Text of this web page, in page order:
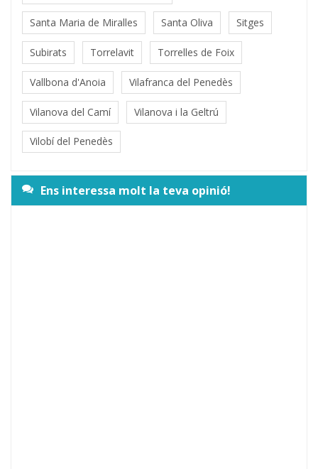
Santa Maria de Miralles Santa Oliva Sitges
Subirats Torrelavit Torrelles de Foix
Vallbona d'Anoia Vilafranca del Penedès
Vilanova del Camí Vilanova i la Geltrú
Vilobí del Penedès
Ens interessa molt la teva opinió!